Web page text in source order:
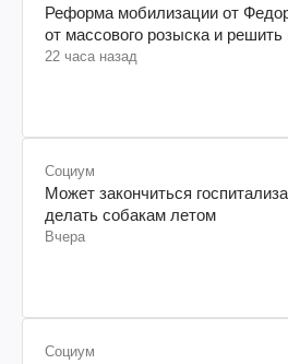
Реформа мобилизации от
от массового розыска и
22 часа назад
Социум
Может закончиться
делать собакам летом
Вчера
Социум